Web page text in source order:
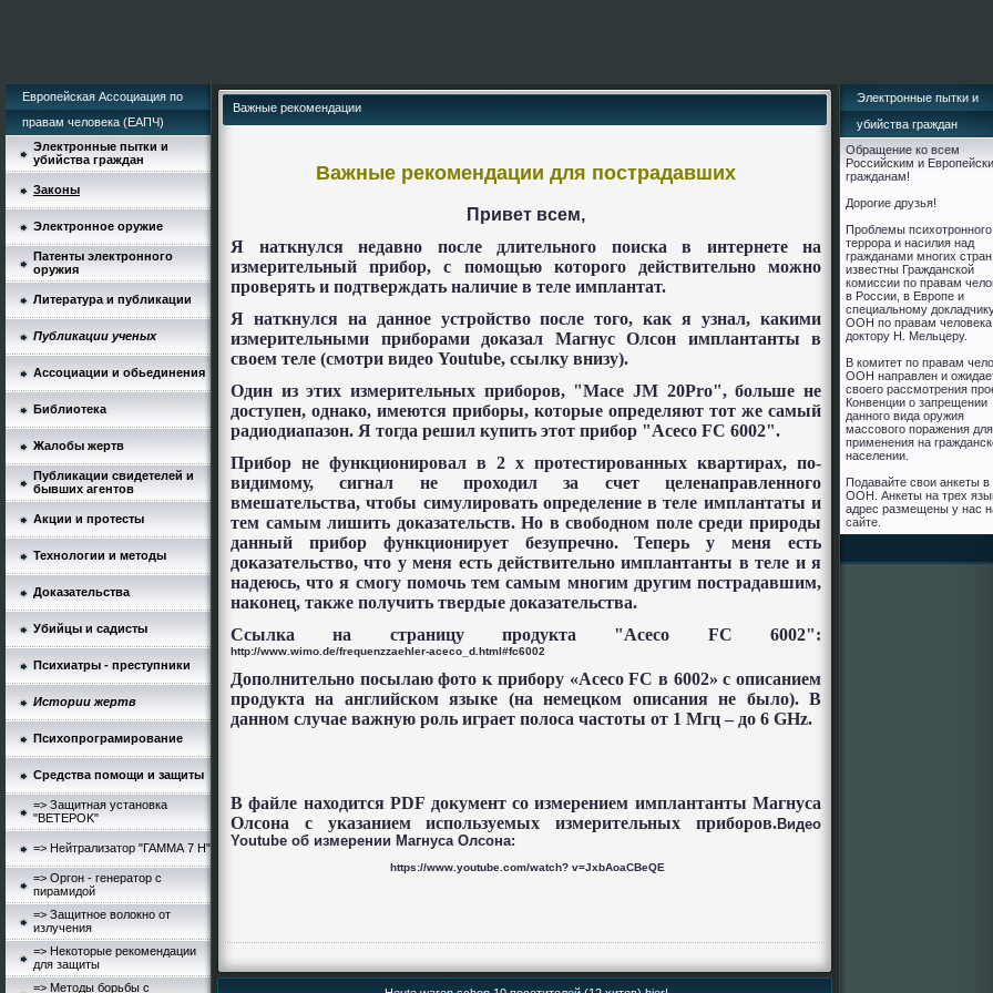
Европейская Ассоциация по
правам человека (ЕАПЧ)
Электронные пытки и
убийства граждан
Законы
Электронное оружие
Патенты электронного
оружия
Литература и публикации
Публикации ученых
Ассоциации и обьединения
Библиотека
Жалобы жертв
Публикации свидетелей и
бывших агентов
Акции и протесты
Технологии и методы
Доказательства
Убийцы и садисты
Психиатры - преступники
Истории жертв
Психопрограмирование
Средства помощи и защиты
=> Защитная установка
"BETEPOK"
=> Нейтрализатор "ГАММА 7 Н"
=> Оргон - генератор с
пирамидой
=> Защитное волокно от
излучения
=> Некоторые рекомендации
для защиты
=> Методы борьбы с
Важные рекомендации
Важные рекомендации для пострадавших
Привет всем,
Я наткнулся недавно после длительного поиска в интернете на
измерительный прибор, с помощью которого действительно можно
проверять и подтверждать наличие в теле имплантат.
Я наткнулся на данное устройство после того, как я узнал, какими
измерительными приборами доказал Магнус Олсон имплантанты в
своем теле (смотри видео Youtube, ссылку внизу).
Один из этих измерительных приборов, "Mace JM 20Pro", больше не
доступен, однако, имеются приборы, которые определяют тот же самый
радиодиапазон. Я тогда решил купить этот прибор "Aceco FC 6002".
Прибор не функционировал в 2 х протестированных квартирах, по-
видимому, сигнал не проходил за счет целенаправленного
вмешательства, чтобы симулировать определение в теле имплантаты и
тем самым лишить доказательств. Но в свободном поле среди природы
данный прибор функционирует безупречно. Теперь у меня есть
доказательство, что у меня есть действительно имплантанты в теле и я
надеюсь, что я смогу помочь тем самым многим другим пострадавшим,
наконец, также получить твердые доказательства.
Ссылка на страницу продукта "Aceco FC 6002":
http://www wimo de/frequenzzaehler-aceco d html#fc6002
Дополнительно посылаю фото к прибору «Aceco FC в 6002» с описанием
продукта на английском языке (на немецком описания не было). В
данном случае важную роль играет полоса частоты от 1 Мгц – до 6 GHz.
В файле находится PDF документ со измерением имплантанты Магнуса
Олсона с указанием используемых измерительных приборов.Видео
Youtube об измерении Магнуса Олсона:
https://www.youtube.com/watch? v=JxbAoaCBeQE
Электронные пытки и
убийства граждан
Обращение ко всем
Российским и
гражданам!
Дорогие друзья!
Проблемы психотронного
террора и насилия над
гражданами многих стран
известны Гражданской
комиссии по правам
в России, в Европе и
cпециальному
ООН по правам человека
доктору Н. Мельцеру.
В комитет по правам
ООН направлен и
своего рассмотрения
Конвенции о запрещении
данного вида оружия
массового поражения для
применения на
населении.
Подавайте свои анкеты в
ООН. Анкеты на трех
адрес размещены у нас
сайте.